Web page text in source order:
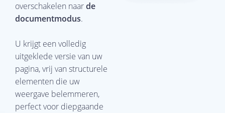
overschakelen naarde
documentmodus.
U krijgt een volledig
uitgeklede versie van uw
pagina, vrij van structurele
elementen die uw
weergave belemmeren,
perfect voor diepgaande